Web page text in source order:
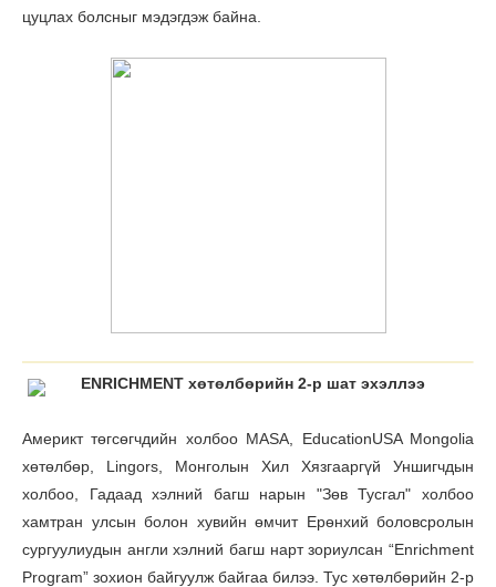
цуцлах болсныг мэдэгдэж байна.
ENRICHMENT хөтөлбөрийн 2-р шат эхэллээ
Америкт төгсөгчдийн холбоо MASA, EducationUSA Mongolia
хөтөлбөр, Lingors, Монголын Хил Хязгааргүй Уншигчдын
холбоо, Гадаад хэлний багш нарын "Зөв Тусгал" холбоо
хамтран улсын болон хувийн өмчит Ерөнхий боловсролын
сургуулиудын англи хэлний багш нарт зориулсан “Enrichment
Program” зохион байгуулж байгаа билээ. Тус хөтөлбөрийн 2-р